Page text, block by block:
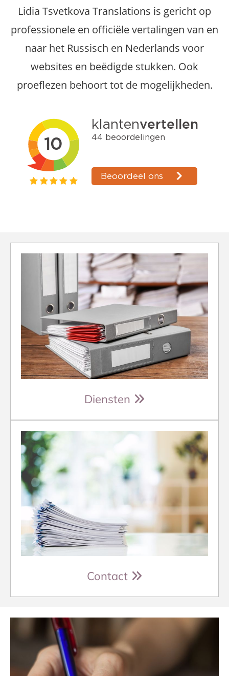
Lidia Tsvetkova Translations is gericht op
professionele en officiële vertalingen van en
naar het Russisch en Nederlands voor
websites en beëdigde stukken. Ook
proeflezen behoort tot de mogelijkheden.
Diensten 
Contact 